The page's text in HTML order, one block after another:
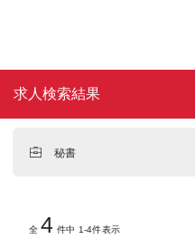
求人検索結果
秘書
全 4 件中 1-4件表示